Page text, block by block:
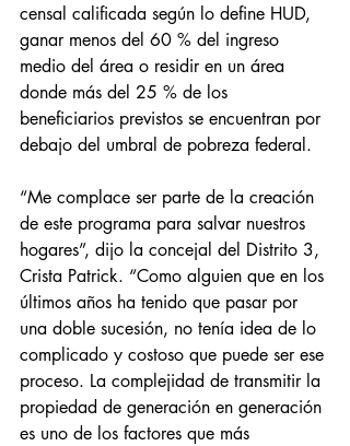
censal calificada según lo define HUD,
ganar menos del 60 % del ingreso
medio del área o residir en un área
donde más del 25 % de los
beneficiarios previstos se encuentran por
debajo del umbral de pobreza federal.
“Me complace ser parte de la creación
de este programa para salvar nuestros
hogares”, dijo la concejal del Distrito 3,
Crista Patrick. “Como alguien que en los
últimos años ha tenido que pasar por
una doble sucesión, no tenía idea de lo
complicado y costoso que puede ser ese
proceso. La complejidad de transmitir la
propiedad de generación en generación
es uno de los factores que más